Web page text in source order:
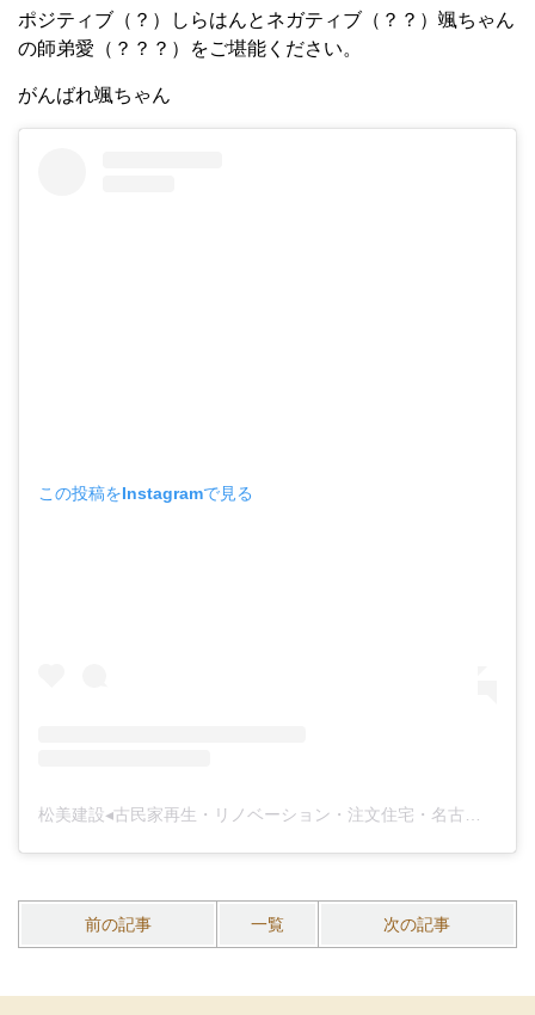
ポジティブ（？）しらはんとネガティブ（？？）颯ちゃん
の師弟愛（？？？）をご堪能ください。
がんばれ颯ちゃん
この投稿をInstagramで見る
松美建設◂古民家再生・リノベーション・注文住宅・名古屋▸(@matsumi.daiku)がシェアした投稿
前の記事 一覧 次の記事